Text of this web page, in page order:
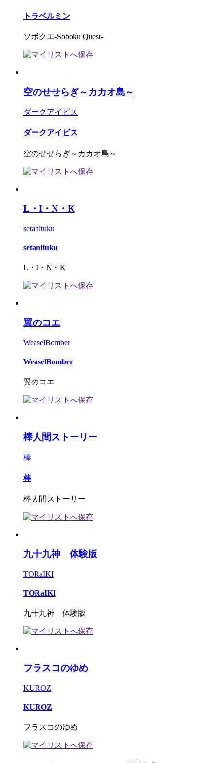
トラベルミン
ソボクエ-Soboku Quest-
空のせせらぎ～カカオ島～
ダークアイビス
ダークアイビス
空のせせらぎ～カカオ島～
L・I・N・K
setanituku
setanituku
L・I・N・K
翼のコエ
WeaselBomber
WeaselBomber
翼のコエ
棒人間ストーリー
棒
棒
棒人間ストーリー
九十九神 体験版
TORaIKI
TORaIKI
九十九神 体験版
フラスコのゆめ
KUROZ
KUROZ
フラスコのゆめ